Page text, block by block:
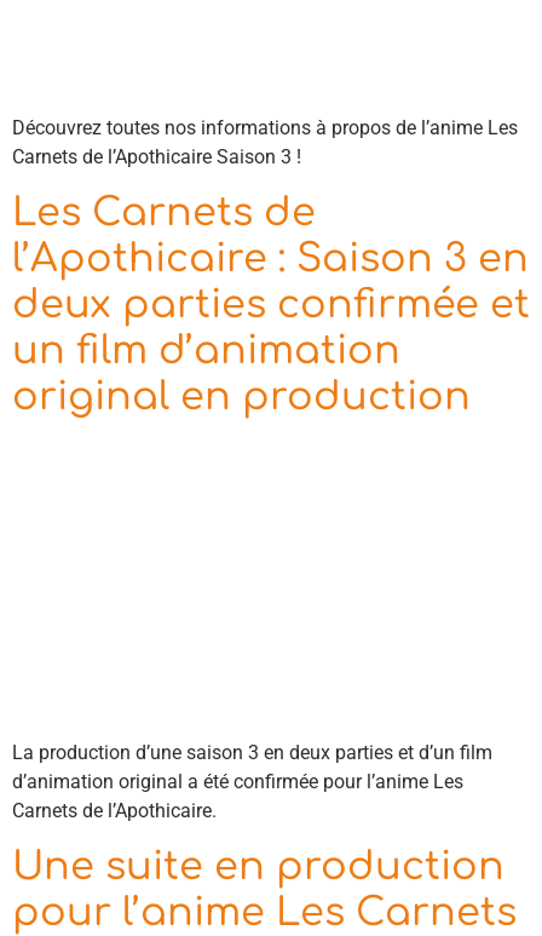
Découvrez toutes nos informations à propos de l’anime Les
Carnets de l’Apothicaire Saison 3 !
Les Carnets de
l’Apothicaire : Saison 3 en
deux parties confirmée et
un film d’animation
original en production
La production d’une saison 3 en deux parties et d’un film
d’animation original a été confirmée pour l’anime Les
Carnets de l’Apothicaire.
Une suite en production
pour l’anime Les Carnets